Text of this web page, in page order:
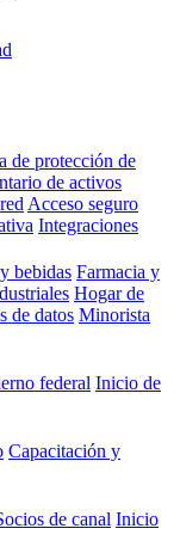
de protección de
de activos
Acceso seguro
Integraciones
bebidas Farmacia y
Hogar de
de datos Minorista
federal Inicio de
Capacitación y
de canal Inicio